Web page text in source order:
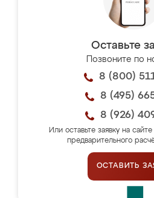
Оставьте
Позвоните по
8 (800)
8 (495)
8 (926)
Или оставьте заявку на
предварительного
ОСТАВИТЬ